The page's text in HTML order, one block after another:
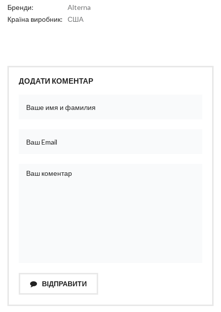
Бренди:
Alterna
Країна виробник:
США
ДОДАТИ КОМЕНТАР
ВІДПРАВИТИ